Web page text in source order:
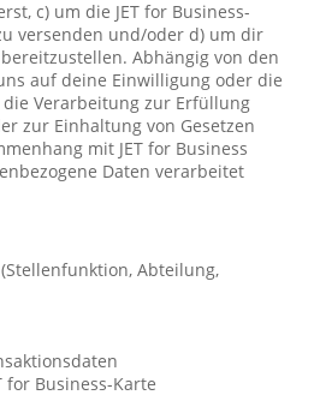
c) um die JET for Business-
versenden und/oder d) um dir
Abhängig von den
auf deine Einwilligung oder die
die Verarbeitung zur Erfüllung
zur Einhaltung von Gesetzen
mit JET for Business
Daten verarbeitet
Abteilung,
for Business-Karte